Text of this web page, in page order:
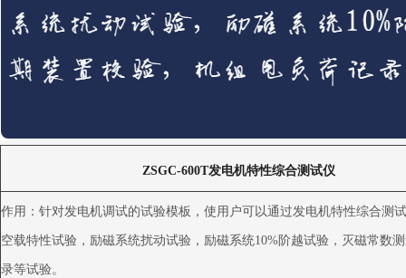
ZSGC-600T发电机特性综合测试仪
作用：针对发电机调试的试验模板，使用户可以通过发电机特性综合测
空载特性试验，励磁系统扰动试验，励磁系统10%阶越试验，灭磁常数
录等试验。